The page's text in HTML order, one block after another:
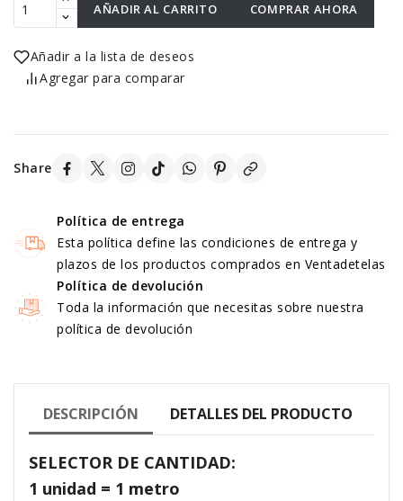
AÑADIR AL CARRITO COMPRAR AHORA
Añadir a la lista de deseos
Agregar para comparar
Share
Política de entrega
Esta política define las condiciones de entrega y
plazos de los productos comprados en Ventadetelas
Política de devolución
Toda la información que necesitas sobre nuestra
política de devolución
DESCRIPCIÓN DETALLES DEL PRODUCTO
SELECTOR DE CANTIDAD:
1 unidad = 1 metro